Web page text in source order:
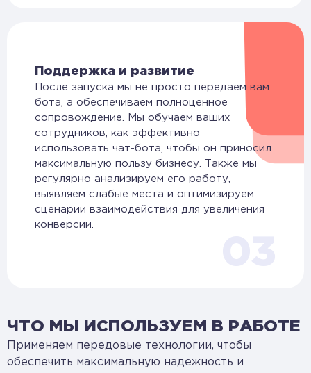
Поддержка и развитие
После запуска мы не просто передаем вам
бота, а обеспечиваем полноценное
сопровождение. Мы обучаем ваших
сотрудников, как эффективно
использовать чат-бота, чтобы он приносил
максимальную пользу бизнесу. Также мы
регулярно анализируем его работу,
выявляем слабые места и оптимизируем
сценарии взаимодействия для увеличения
конверсии.
ЧТО МЫ ИСПОЛЬЗУЕМ В РАБОТЕ
Применяем передовые технологии, чтобы
обеспечить максимальную надежность и